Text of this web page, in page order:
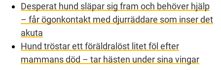
Desperat hund släpar sig fram och behöver hjälp
– får ögonkontakt med djurräddare som inser det
akuta
Hund tröstar ett föräldralöst litet föl efter
mammans död – tar hästen under sina vingar